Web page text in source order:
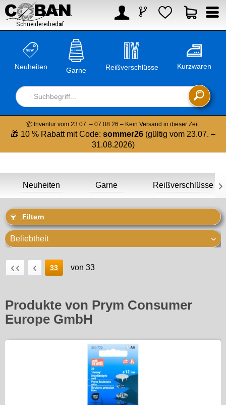
 

Neuheiten Garne

Reißverschlüsse Kurzwaren
📦 Inventur vom 23.07. – 07.08.26 – Kein Versand in dieser Zeit.
🎁 10 % Rabatt mit Code: sommer26 (gültig vom 23.07. –
31.08.2026)
Neuheiten Garne Reißverschlüsse 
Filtern
33 von 33
Produkte von Prym Consumer
Europe GmbH